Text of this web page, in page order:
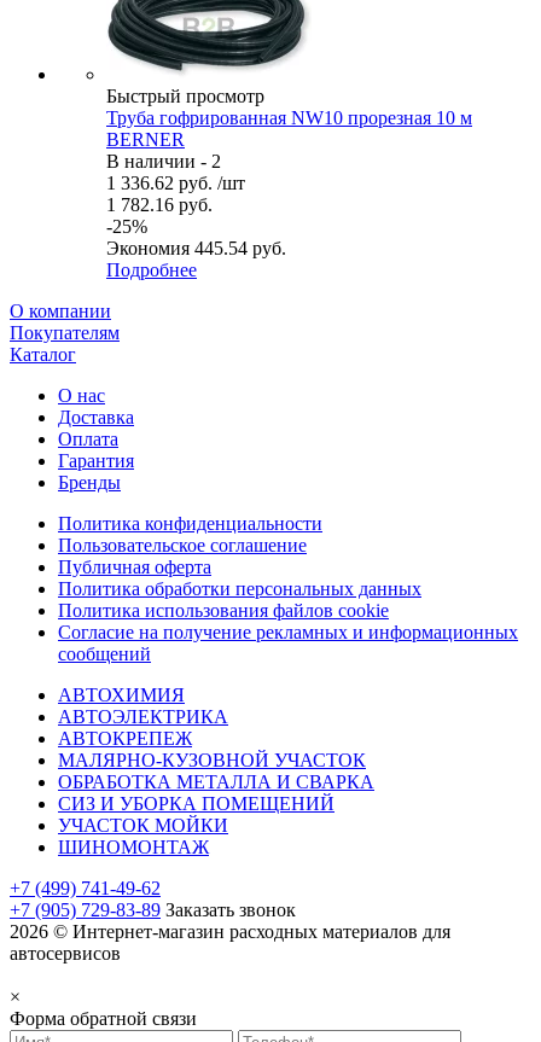
Быстрый просмотр
Труба гофрированная NW10 прорезная 10 м
BERNER
В наличии - 2
1 336.62 руб. /шт
1 782.16 руб.
-25%
Экономия 445.54 руб.
Подробнее
О компании
Покупателям
Каталог
О нас
Доставка
Оплата
Гарантия
Бренды
Политика конфиденциальности
Пользовательское соглашение
Публичная оферта
Политика обработки персональных данных
Политика использования файлов cookie
Согласие на получение рекламных и информационных
сообщений
АВТОХИМИЯ
АВТОЭЛЕКТРИКА
АВТОКРЕПЕЖ
МАЛЯРНО-КУЗОВНОЙ УЧАСТОК
ОБРАБОТКА МЕТАЛЛА И СВАРКА
СИЗ И УБОРКА ПОМЕЩЕНИЙ
УЧАСТОК МОЙКИ
ШИНОМОНТАЖ
+7 (499) 741-49-62
+7 (905) 729-83-89 Заказать звонок
2026 © Интернет-магазин расходных материалов для
автосервисов
×
Форма обратной связи